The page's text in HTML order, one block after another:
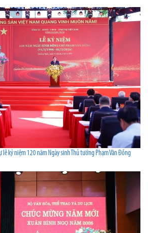
kỷ niệm 120 năm Ngày sinh Thủ tướng Phạm Văn Đồng